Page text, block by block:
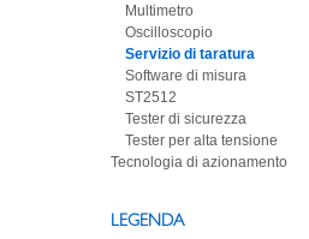
Multimetro
Oscilloscopio
Servizio di taratura
Software di misura
ST2512
Tester di sicurezza
Tester per alta tensione
Tecnologia di azionamento
LEGENDA